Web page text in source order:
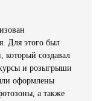
Для этого был
создавал
и розыгрыши
оформлены
а также